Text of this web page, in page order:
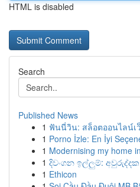
HTML is disabled
Search
Published News
1 ฟันนี่วิน: สล็อตออนไลน์เ
1 Porno İzle: En İyi
1 Modernising my home
1 දිවංගන ඉල්ලුම්:
1 Ethicon